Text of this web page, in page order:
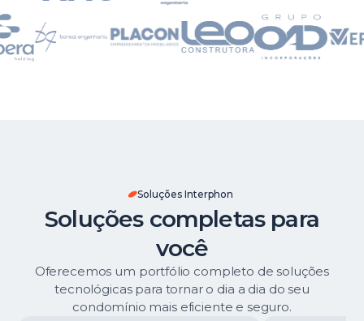
Soluções Interphon
Soluções completas para
você
Oferecemos um portfólio completo de soluções
tecnológicas para tornar o dia a dia do seu
condomínio mais eficiente e seguro.